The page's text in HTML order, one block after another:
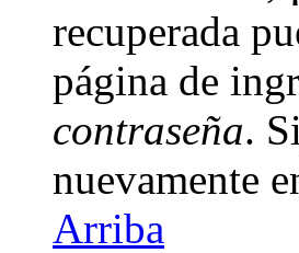
recuperada
página de
contraseña.
nuevamente
Arriba